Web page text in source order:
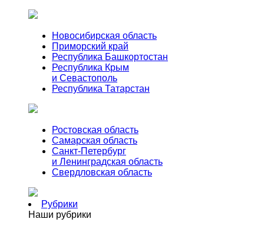
Новосибирская область
Приморский край
Республика Башкортостан
Республика Крым
и Севастополь
Республика Татарстан
Ростовская область
Самарская область
Санкт-Петербург
и Ленинградская область
Свердловская область
Рубрики
Наши рубрики